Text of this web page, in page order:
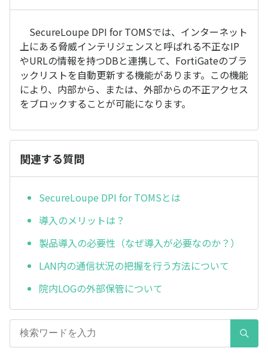
SecureLoupe DPI for TOMSでは、インターネット
上にある脅威インテリジェンスと呼ばれる不正なIP
やURLの情報を持つDBと連携して、FortiGateのブラ
ックリストを自動更新する機能があります。この機能
により、内部から、または、外部からの不正アクセス
をブロックすることが可能になります。
関連する質問
SecureLoupe DPI for TOMSとは
導入のメリットは？
製品導入の必要性（なぜ導入が必要なのか？）
LAN内の通信状況の把握を行う方法について
院内LOGの外部保管について